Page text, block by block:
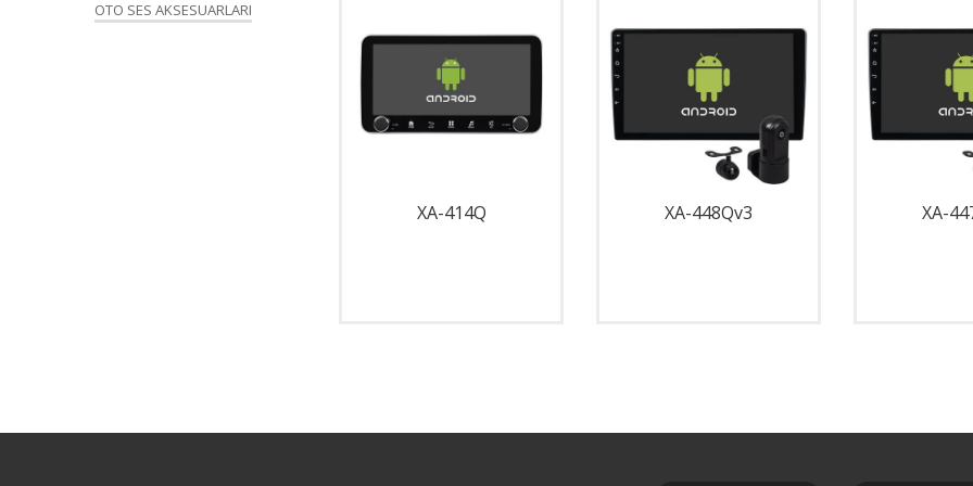
OTO SES AKSESUARLARI
XA-414Q XA-448Qv3 XA-